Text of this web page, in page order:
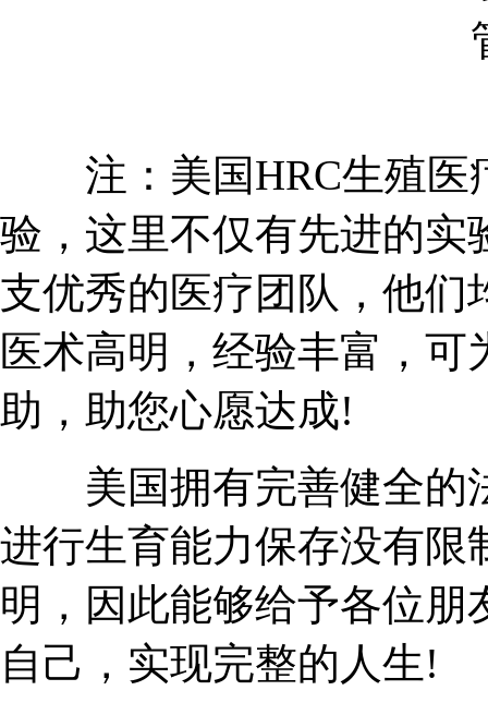
注：美国HRC生殖医
验，这里不仅有先进的实
支优秀的医疗团队，他们
医术高明，经验丰富，
助，助您心愿达成!
美国拥有完善健全的
进行生育能力保存没有限
明，因此能够给予各位
自己，实现完整的人生!